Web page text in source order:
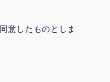
意したものとしま